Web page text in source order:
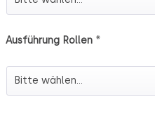
Ausführung Rollen *
Ausführung Rollen